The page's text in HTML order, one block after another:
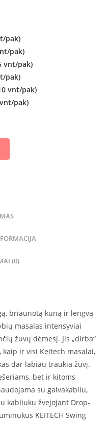
pak)
pak)
vnt/pak)
pak)
vnt/pak)
pak)
(0)
briaunotą kūną ir lengvą
masalas intensyviai
žuvų dėmesį. Jis „dirba“
ir visi Keitech masalai,
dar labiau traukia žuvį.
bet ir kitoms
su galvakabliu,
kabliuku žvejojant Drop-
KEITECH Swing